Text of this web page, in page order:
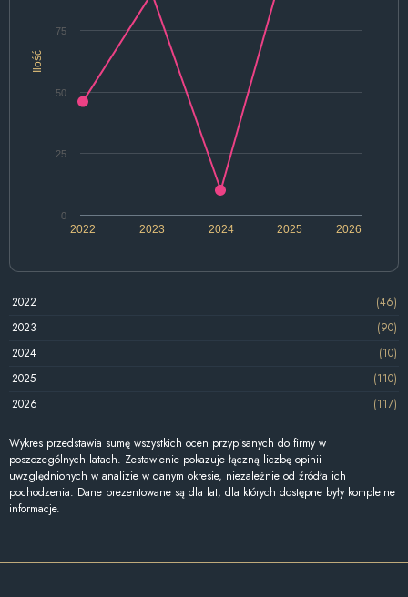
Ilość
2022 2024 2026
2023 2025
0
25
50
75
2022
(46)
2023
(90)
2024
(10)
2025
(110)
2026
(117)
Wykres przedstawia sumę wszystkich ocen przypisanych do firmy w
poszczególnych latach. Zestawienie pokazuje łączną liczbę opinii
uwzględnionych w analizie w danym okresie, niezależnie od źródła ich
pochodzenia. Dane prezentowane są dla lat, dla których dostępne były kompletne
informacje.